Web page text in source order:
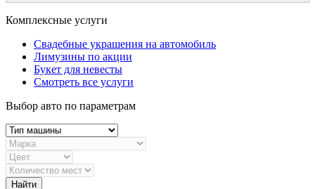
Комплексные услуги
Свадебные украшения на автомобиль
Лимузины по акции
Букет для невесты
Смотреть все услуги
Выбор авто по параметрам
Найти